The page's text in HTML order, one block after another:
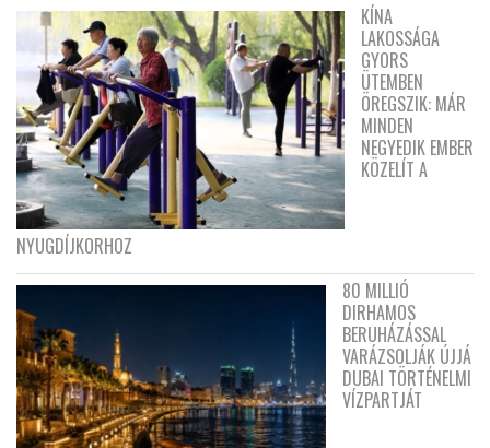
KÍNA
LAKOSSÁGA
GYORS
ÜTEMBEN
ÖREGSZIK: MÁR
MINDEN
NEGYEDIK EMBER
KÖZELÍT A
NYUGDÍJKORHOZ
80 MILLIÓ
DIRHAMOS
BERUHÁZÁSSAL
VARÁZSOLJÁK ÚJJÁ
DUBAI TÖRTÉNELMI
VÍZPARTJÁT